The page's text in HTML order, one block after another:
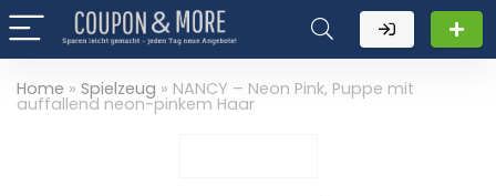
Home » Spielzeug » NANCY – Neon Pink, Puppe mit
auffallend neon-pinkem Haar